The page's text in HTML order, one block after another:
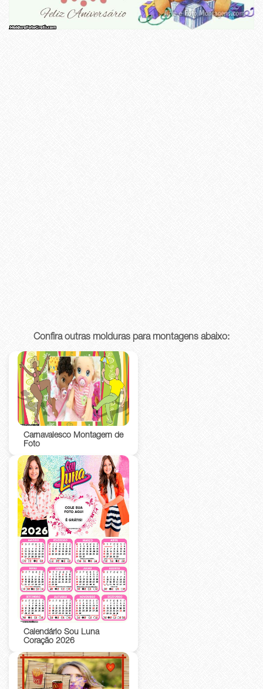
Confira outras molduras para montagens abaixo:
Carnavalesco Montagem de
Foto
Calendário Sou Luna
Coração 2026